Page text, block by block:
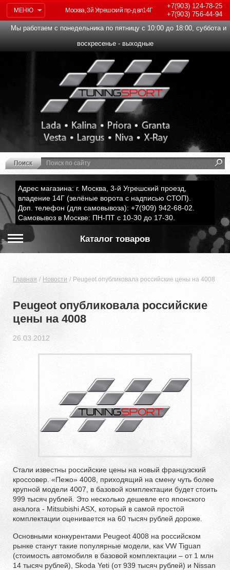
МЕНЮ
+7(903)124-78-25
+7(903)756-44-94
Москва, 3й Угрешский пр-д вл14Г
Мы работаем с понедельника по пятницу с 10:00 до 18:00, суббота и
воскресенье - выходные
Адрес магазина: г. Москва, 3-й Угрешский проезд,
владение 14Г (зелёные ворота с надписью СТОП).
Доп. телефон (для самовывоза): +7(909) 942-68-02.
Самовывоз в Москве: ПН-ПТ с 10-30 до 17-30.
Каталог товаров
Главная Новости Peugeot опубликовала российские цены на 4008
Peugeot опубликовала российские
цены на 4008
26.03.2012
Стали известны российские цены на новый французский
кроссовер. «Пежо» 4008, приходящий на смену чуть более
крупной модели 4007, в базовой комплектации будет стоить
999 тысяч рублей. Это несколько дешевле его японского
аналога - Mitsubishi ASX, который в самой простой
комплектации оценивается на 60 тысяч рублей дороже.
Основными конкурентами Peugeot 4008 на российском
рынке станут такие популярные модели, как VW Tiguan
(стоимость автомобиля в базовой комплектации – от 1 млн
14 тысяч рублей), Skoda Yeti (от 939 тысяч рублей) и Nissan